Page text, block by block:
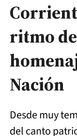
ritmo
Nación
Desde muy
del canto